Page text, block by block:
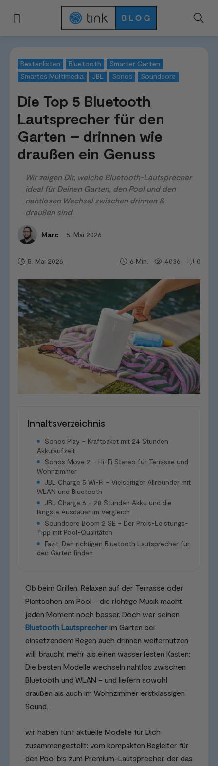
Bestenlisten Bluetooth
Smarter Garten
Smartes Multimedia
JBL Sonos Soundcore
Die Top 5 Bluetooth
Lautsprecher für den
Garten – drinnen wie
draußen ein Genuss
Wir zeigen Dir, welche Bluetooth-Lautsprecher
ideal für Deinen Garten, den Pool und den
nahtlosen Wechsel zwischen drinnen &
draußen sind.
Marc 5. Mai 2026
0
4036
6 Min.
5. Mai 2026
Inhaltsverzeichnis
Sonos Play – Kraftpaket mit 24 Stunden
Akkulaufzeit
Sonos Move 2 – Hi-Fi Stereo für Terrasse und
Wohnzimmer
JBL Charge 5 Wi-Fi – Vielseitiger Allrounder mit
WLAN und Bluetooth
JBL Charge 6 – 28 Stunden Akku und die
längste Ausdauer im Vergleich
Soundcore Boom 2 SE – Der Preis-Leistungs-
Tipp mit Pool-Qualitäten
Fazit: Den richtigen Bluetooth Lautsprecher für
den Garten finden
Ob beim Grillen, Relaxen auf der Terrasse oder
Plantschen am Pool – die richtige Musik macht
jeden Moment noch besser. Doch wer seinen
Bluetooth Lautsprecher im Garten bei
einsetzendem Regen auch drinnen weiternutzen
will, braucht mehr als einen wasserfesten Kasten:
Die besten Modelle wechseln nahtlos zwischen
Bluetooth und WLAN – und liefern sowohl
draußen als auch im Wohnzimmer erstklassigen
Sound.
wir haben fünf aktuelle Modelle für Dich
zusammengestellt: vom kompakten Begleiter für
den Pool bis zum Premium-Lautsprecher, der das